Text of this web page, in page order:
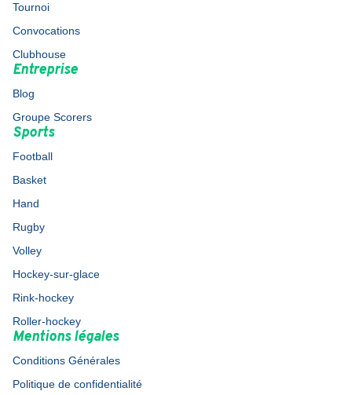
Tournoi
Convocations
Clubhouse
Entreprise
Blog
Groupe Scorers
Sports
Football
Basket
Hand
Rugby
Volley
Hockey-sur-glace
Rink-hockey
Roller-hockey
Mentions légales
Conditions Générales
Politique de confidentialité